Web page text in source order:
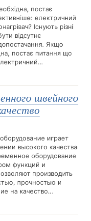
постає
електричний
Існують різні
відсутнє
Якщо
постає питання що
швейного
играет
высокого качества
оборудование
функций и
производить
прочностью и
на качество…